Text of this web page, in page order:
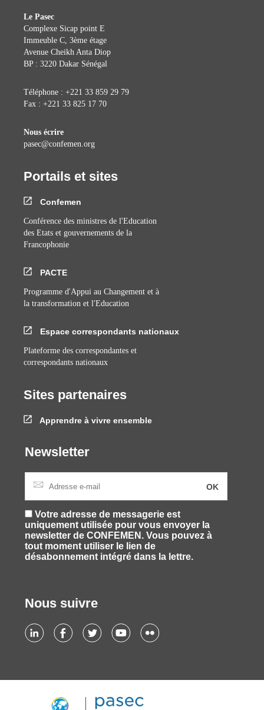
Le Pasec
Complexe Sicap point E
Immeuble C, 3ème étage
Avenue Cheikh Anta Diop
BP : 3220 Dakar Sénégal
Téléphone : +221 33 859 29 79
Fax : +221 33 825 17 70
Nous écrire
pasec@confemen.org
Portails et sites
Confemen
Conférence des ministres de l'Education
des Etats et gouvernements de la
Francophonie
PACTE
Programme d'Appui au Changement et à
la transformation et l'Education
Espace correspondants nationaux
Plateforme des correspondantes et
correspondants nationaux
Sites partenaires
Apprendre à vivre ensemble
Newsletter
Votre adresse de messagerie est
uniquement utilisée pour vous envoyer la
newsletter de CONFEMEN. Vous pouvez à
tout moment utiliser le lien de
désabonnement intégré dans la lettre.
Nous suivre